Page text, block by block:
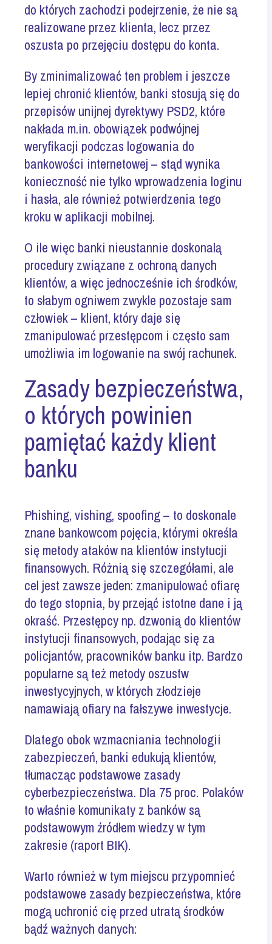
do których zachodzi podejrzenie, że nie są
realizowane przez klienta, lecz przez
oszusta po przejęciu dostępu do konta.
By zminimalizować ten problem i jeszcze
lepiej chronić klientów, banki stosują się do
przepisów unijnej dyrektywy PSD2, które
nakłada m.in. obowiązek podwójnej
weryfikacji podczas logowania do
bankowości internetowej – stąd wynika
konieczność nie tylko wprowadzenia loginu
i hasła, ale również potwierdzenia tego
kroku w aplikacji mobilnej.
O ile więc banki nieustannie doskonalą
procedury związane z ochroną danych
klientów, a więc jednocześnie ich środków,
to słabym ogniwem zwykle pozostaje sam
człowiek – klient, który daje się
zmanipulować przestępcom i często sam
umożliwia im logowanie na swój rachunek.
Zasady bezpieczeństwa,
o których powinien
pamiętać każdy klient
banku
Phishing, vishing, spoofing – to doskonale
znane bankowcom pojęcia, którymi określa
się metody ataków na klientów instytucji
finansowych. Różnią się szczegółami, ale
cel jest zawsze jeden: zmanipulować ofiarę
do tego stopnia, by przejąć istotne dane i ją
okraść. Przestępcy np. dzwonią do klientów
instytucji finansowych, podając się za
policjantów, pracowników banku itp. Bardzo
popularne są też metody oszustw
inwestycyjnych, w których złodzieje
namawiają ofiary na fałszywe inwestycje.
Dlatego obok wzmacniania technologii
zabezpieczeń, banki edukują klientów,
tłumacząc podstawowe zasady
cyberbezpieczeństwa. Dla 75 proc. Polaków
to właśnie komunikaty z banków są
podstawowym źródłem wiedzy w tym
zakresie (raport BIK).
Warto również w tym miejscu przypomnieć
podstawowe zasady bezpieczeństwa, które
mogą uchronić cię przed utratą środków
bądź ważnych danych: